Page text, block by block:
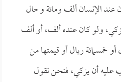
عند الإنسان ألف ومائة وحال
ولو كان عنده ألف، أو ألف
أو خمسمائة ريال أو قيمتها من
عليه أن يزكي، فنحن نقول